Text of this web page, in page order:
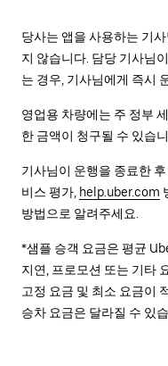
당사는 앱을 사용하는 기
지 않습니다. 담당 기사님
는 경우, 기사님에게 즉시
영업용 차량에는 주 정부
한 금액이 청구될 수 있습
기사님이 운행을 종료한
비스 평가, help.uber.com
방법으로 알려주세요.
*샘플 승객 요금은 평균
지연, 프로모션 또는 기타
고정 요금 및 최소 요금이
승차 요금은 달라질 수 있